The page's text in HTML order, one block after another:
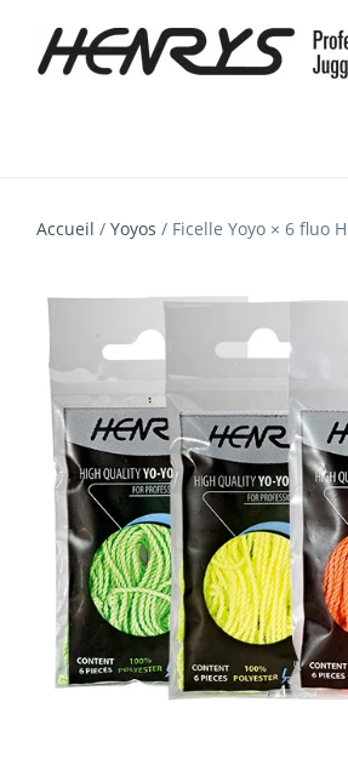
contenu
Accueil / Yoyos / Ficelle Yoyo × 6 fluo